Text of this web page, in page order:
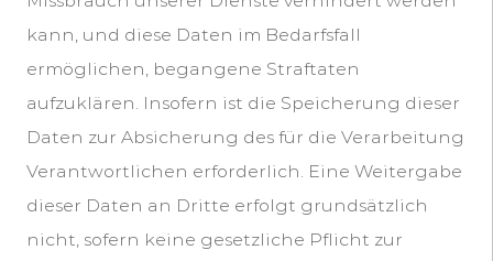
kann, und diese Daten im Bedarfsfall
ermöglichen, begangene Straftaten
aufzuklären. Insofern ist die Speicherung dieser
Daten zur Absicherung des für die Verarbeitung
Verantwortlichen erforderlich. Eine Weitergabe
dieser Daten an Dritte erfolgt grundsätzlich
nicht, sofern keine gesetzliche Pflicht zur